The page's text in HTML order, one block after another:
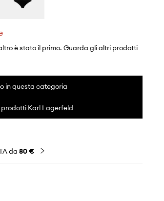
è stato il primo. Guarda gli altri prodotti
in questa categoria
prodotti Karl Lagerfeld
da 80 €